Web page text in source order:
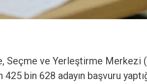
Seçme ve Yerleştirme Merkezi
425 bin 628 adayın başvuru